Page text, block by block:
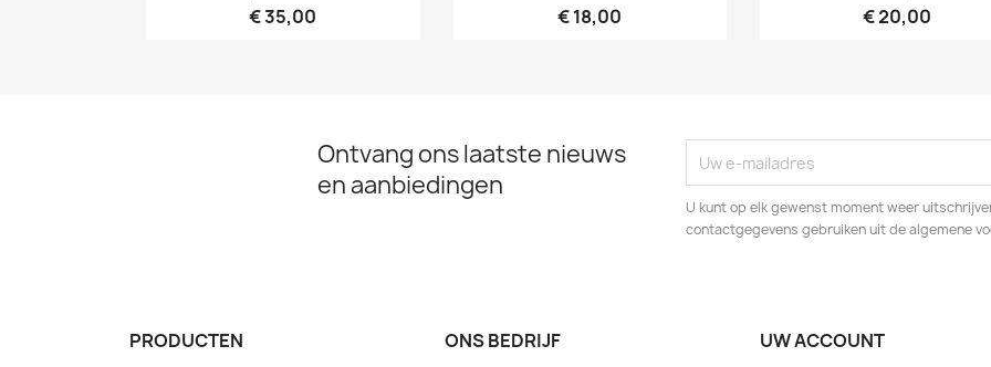
€ 35,00 € 18,00 € 20,00
Ontvang ons laatste nieuws
en aanbiedingen
U kunt op elk gewenst moment weer
contactgegevens gebruiken uit de algemene
PRODUCTEN ONS BEDRIJF UW ACCOUNT